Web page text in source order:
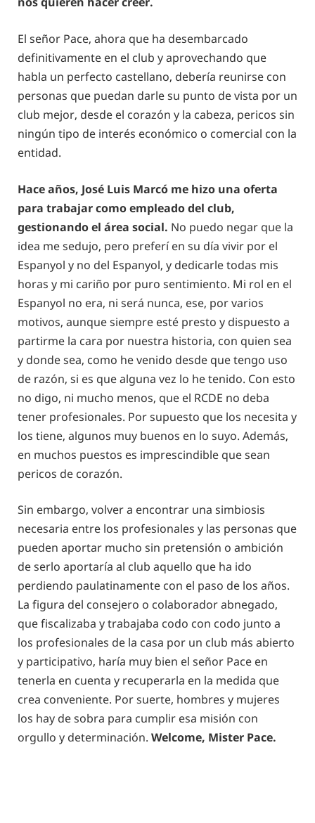
El señor Pace, ahora que ha desembarcado
definitivamente en el club y aprovechando que
habla un perfecto castellano, debería reunirse con
personas que puedan darle su punto de vista por un
club mejor, desde el corazón y la cabeza, pericos sin
ningún tipo de interés económico o comercial con la
entidad.
Hace años, José Luis Marcó me hizo una oferta
para trabajar como empleado del club,
gestionando el área social. No puedo negar que la
idea me sedujo, pero preferí en su día vivir por el
Espanyol y no del Espanyol, y dedicarle todas mis
horas y mi cariño por puro sentimiento. Mi rol en el
Espanyol no era, ni será nunca, ese, por varios
motivos, aunque siempre esté presto y dispuesto a
partirme la cara por nuestra historia, con quien sea
y donde sea, como he venido desde que tengo uso
de razón, si es que alguna vez lo he tenido. Con esto
no digo, ni mucho menos, que el RCDE no deba
tener profesionales. Por supuesto que los necesita y
los tiene, algunos muy buenos en lo suyo. Además,
en muchos puestos es imprescindible que sean
pericos de corazón.
Sin embargo, volver a encontrar una simbiosis
necesaria entre los profesionales y las personas que
pueden aportar mucho sin pretensión o ambición
de serlo aportaría al club aquello que ha ido
perdiendo paulatinamente con el paso de los años.
La figura del consejero o colaborador abnegado,
que fiscalizaba y trabajaba codo con codo junto a
los profesionales de la casa por un club más abierto
y participativo, haría muy bien el señor Pace en
tenerla en cuenta y recuperarla en la medida que
crea conveniente. Por suerte, hombres y mujeres
los hay de sobra para cumplir esa misión con
orgullo y determinación. Welcome, Mister Pace.